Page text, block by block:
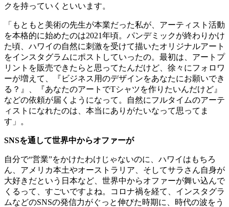
クを持っていくといいます。
「もともと美術の先生が本業だった私が、アーティスト活動
を本格的に始めたのは2021年頃。パンデミックが終わりかけ
た頃、ハワイの自然に刺激を受けて描いたオリジナルアート
をインスタグラムにポストしていったの。最初は、アートプ
リントを販売できたらと思ってたんだけど、徐々にフォロワ
ーが増えて、『ビジネス用のデザインをあなたにお願いでき
る？』、『あなたのアートでTシャツを作りたいんだけど』
などの依頼が届くようになって。自然にフルタイムのアーテ
ィストになれたのは、本当にありがたいなって思ってま
す」。
SNSを通して世界中からオファーが
自分で“営業”をかけたわけじゃないのに、ハワイはもちろ
ん、アメリカ本土やオーストラリア、そしてサラさん自身が
大好きだという日本など、世界中からオファーが舞い込んで
くるって、すごいですよね。コロナ禍を経て、インスタグラ
ムなどのSNSの発信力がぐっと伸びた時期に、時代の波をう